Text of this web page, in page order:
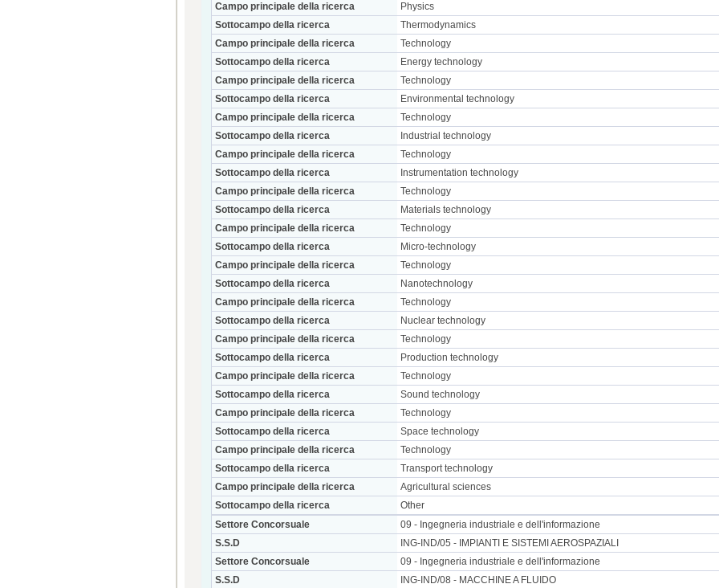
Campo principale della ricerca
Physics
Sottocampo della ricerca
Thermodynamics
Campo principale della ricerca
Technology
Sottocampo della ricerca
Energy technology
Campo principale della ricerca
Technology
Sottocampo della ricerca
Environmental technology
Campo principale della ricerca
Technology
Sottocampo della ricerca
Industrial technology
Campo principale della ricerca
Technology
Sottocampo della ricerca
Instrumentation technology
Campo principale della ricerca
Technology
Sottocampo della ricerca
Materials technology
Campo principale della ricerca
Technology
Sottocampo della ricerca
Micro-technology
Campo principale della ricerca
Technology
Sottocampo della ricerca
Nanotechnology
Campo principale della ricerca
Technology
Sottocampo della ricerca
Nuclear technology
Campo principale della ricerca
Technology
Sottocampo della ricerca
Production technology
Campo principale della ricerca
Technology
Sottocampo della ricerca
Sound technology
Campo principale della ricerca
Technology
Sottocampo della ricerca
Space technology
Campo principale della ricerca
Technology
Sottocampo della ricerca
Transport technology
Campo principale della ricerca
Agricultural sciences
Sottocampo della ricerca
Other
Settore Concorsuale
09 - Ingegneria industriale e dell'informazione
S.S.D
ING-IND/05 - IMPIANTI E SISTEMI AEROSPAZIALI
Settore Concorsuale
09 - Ingegneria industriale e dell'informazione
S.S.D
ING-IND/08 - MACCHINE A FLUIDO